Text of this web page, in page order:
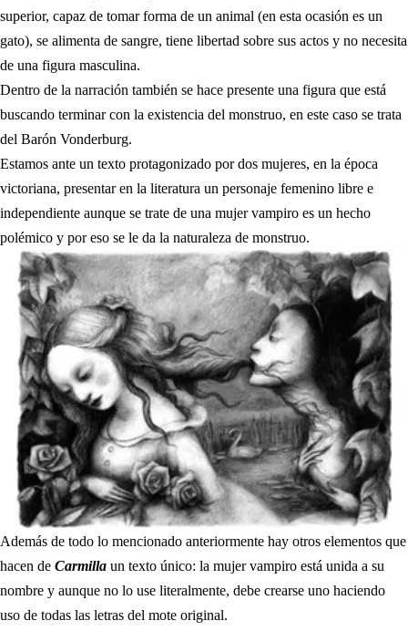
superior, capaz de tomar forma de un animal (en esta ocasión es un
gato), se alimenta de sangre, tiene libertad sobre sus actos y no necesita
de una figura masculina.
Dentro de la narración también se hace presente una figura que está
buscando terminar con la existencia del monstruo, en este caso se trata
del Barón Vonderburg.
Estamos ante un texto protagonizado por dos mujeres, en la época
victoriana, presentar en la literatura un personaje femenino libre e
independiente aunque se trate de una mujer vampiro es un hecho
polémico y por eso se le da la naturaleza de monstruo.
Además de todo lo mencionado anteriormente hay otros elementos que
hacen de Carmilla un texto único: la mujer vampiro está unida a su
nombre y aunque no lo use literalmente, debe crearse uno haciendo
uso de todas las letras del mote original.